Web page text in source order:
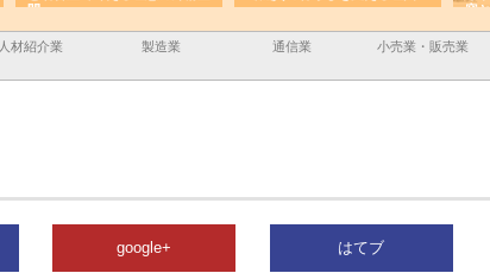
間
容
人材紹介業 製造業 通信業 小売業・販売業
google+ はてブ